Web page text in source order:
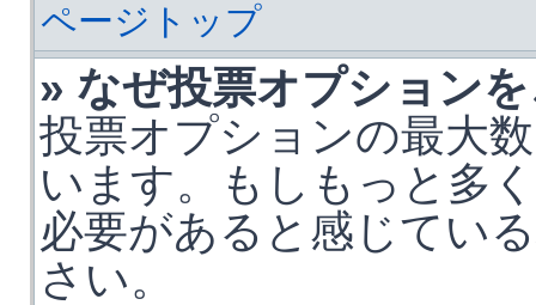
ページトップ
» なぜ投票オプション
投票オプションの最大
います。もしもっと多
必要があると感じてい
さい。